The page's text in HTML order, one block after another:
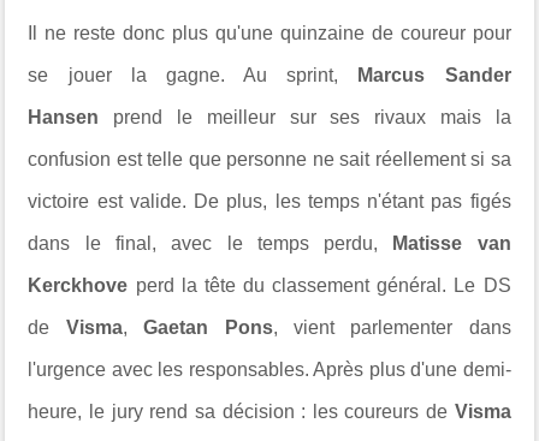
Il ne reste donc plus qu'une quinzaine de coureur pour
se jouer la gagne. Au sprint, Marcus Sander
Hansen prend le meilleur sur ses rivaux mais la
confusion est telle que personne ne sait réellement si sa
victoire est valide. De plus, les temps n'étant pas figés
dans le final, avec le temps perdu, Matisse van
Kerckhove perd la tête du classement général. Le DS
de Visma,Gaetan Pons, vient parlementer dans
l'urgence avec les responsables. Après plus d'une demi-
heure, le jury rend sa décision : les coureurs de Visma